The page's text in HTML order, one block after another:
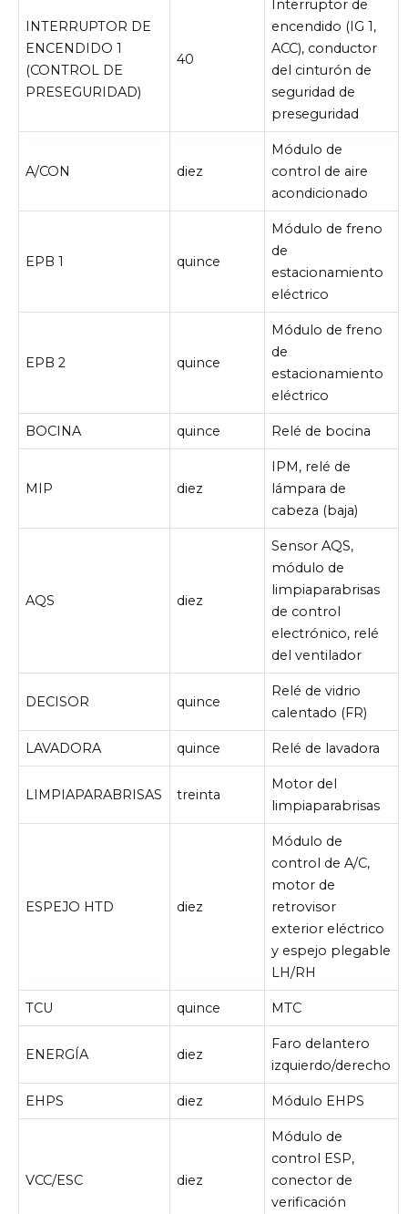
INTERRUPTOR DE
ENCENDIDO 1
(CONTROL DE
PRESEGURIDAD)
40
Interruptor de
encendido (IG 1,
ACC), conductor
del cinturón de
seguridad de
preseguridad
A/CON diez
Módulo de
control de aire
acondicionado
EPB 1 quince
Módulo de freno
de
estacionamiento
eléctrico
EPB 2 quince
Módulo de freno
de
estacionamiento
eléctrico
BOCINA quince Relé de bocina
MIP diez
IPM, relé de
lámpara de
cabeza (baja)
AQS diez
Sensor AQS,
módulo de
limpiaparabrisas
de control
electrónico, relé
del ventilador
DECISOR quince
Relé de vidrio
calentado (FR)
LAVADORA quince Relé de lavadora
LIMPIAPARABRISAS treinta
Motor del
limpiaparabrisas
ESPEJO HTD diez
Módulo de
control de A/C,
motor de
retrovisor
exterior eléctrico
y espejo plegable
LH/RH
TCU quince MTC
ENERGÍA diez
Faro delantero
izquierdo/derecho
EHPS diez Módulo EHPS
VCC/ESC diez
Módulo de
control ESP,
conector de
verificación